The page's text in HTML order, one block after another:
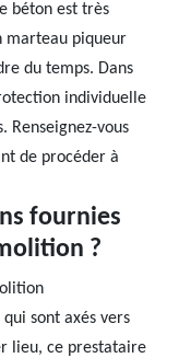
béton est très
marteau piqueur
du temps. Dans
individuelle
Renseignez-vous
de procéder à
fournies
?
sont axés vers
lieu, ce prestataire